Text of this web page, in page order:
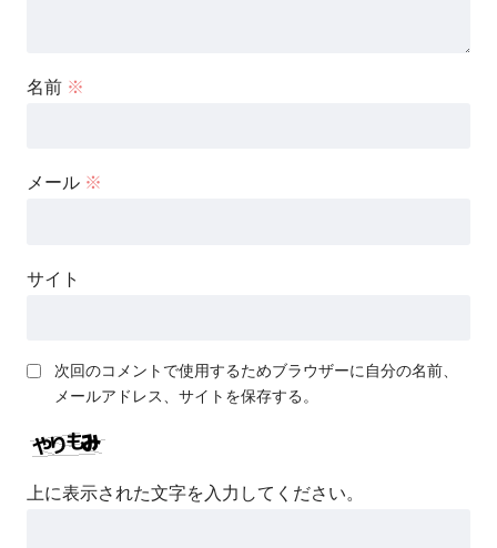
名前 ※
メール ※
サイト
次回のコメントで使用するためブラウザーに自分の名前、
メールアドレス、サイトを保存する。
上に表示された文字を入力してください。